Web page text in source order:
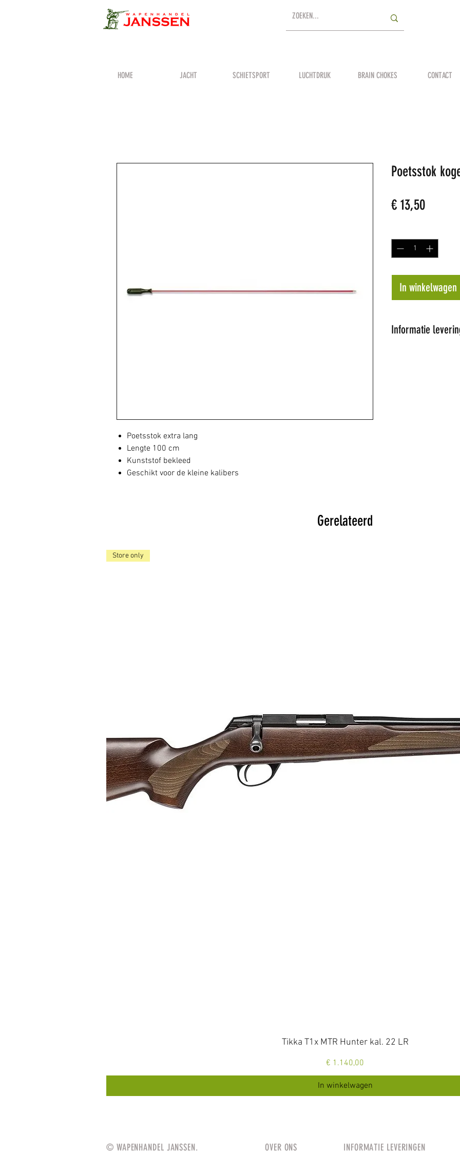
HOME JACHT SCHIETSPORT LUCHTDRUK BRAIN CHOKES CONTACT
Poetsstok extra lang
Lengte 100 cm
Kunststof bekleed
Geschikt voor de kleine kalibers
Poetsstok
€ 13,50Prijs
In winkelwagen
Informatie
Gerelateerd
Snel overzicht
Store only
Tikka T1x MTR Hunter kal. 22 LR
Prijs
€ 1.140,00
In winkelwagen
© WAPENHANDEL JANSSEN. OVER ONS INFORMATIE LEVERINGEN